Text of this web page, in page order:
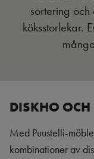
sortering
köksstorlekar.
DISKHO OCH
Med Puustelli-
kombinationer av